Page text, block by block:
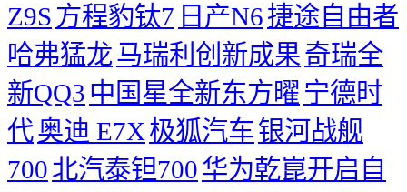
Z9S 方程豹钛7 日产N6捷途自由者
哈弗猛龙马瑞利创新成果奇瑞全
新QQ3 中国星全新东方曜 宁德时
代奥迪 E7X极狐汽车银河战舰
700北汽泰钽700华为乾崑开启自